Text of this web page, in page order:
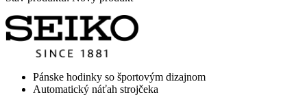
Pánske hodinky so športovým dizajnom
Automatický náťah strojčeka